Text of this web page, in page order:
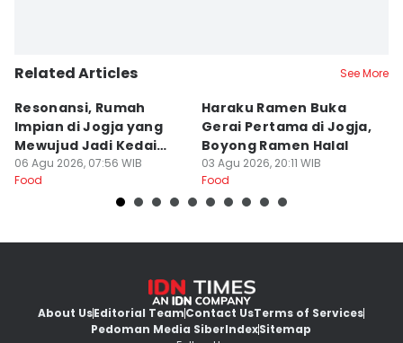
Related Articles See More
Resonansi, Rumah
Impian di Jogja yang
Mewujud Jadi Kedai
Ramen dan Burger
06 Agu 2026, 07:56 WIB
Food
Haraku Ramen Buka
Gerai Pertama di Jogja,
Boyong Ramen Halal
03 Agu 2026, 20:11 WIB
Food
About UsEditorial TeamContact UsTerms of Services
Pedoman Media SiberIndexSitemap